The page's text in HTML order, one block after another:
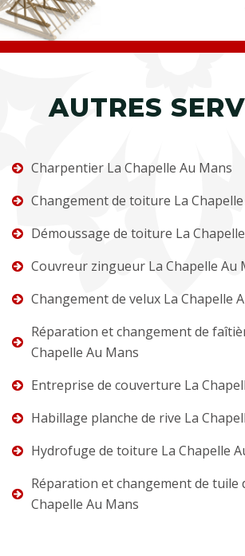
AUTRES
Charpentier La Chapelle Au Mans
Changement de toiture La
Démoussage de toiture La
Couvreur zingueur La Chapelle Au
Changement de velux La Chapelle
Réparation et changement de
Chapelle Au Mans
Entreprise de couverture La
Habillage planche de rive La
Hydrofuge de toiture La Chapelle
Réparation et changement de tuile
Chapelle Au Mans